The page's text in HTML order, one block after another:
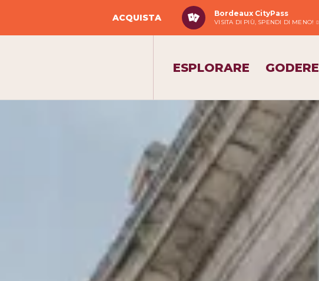
ACQUISTA Bordeaux CityPass
VISITA DI PIÙ, SPENDI DI MENO!
ESPLORARE GODERE